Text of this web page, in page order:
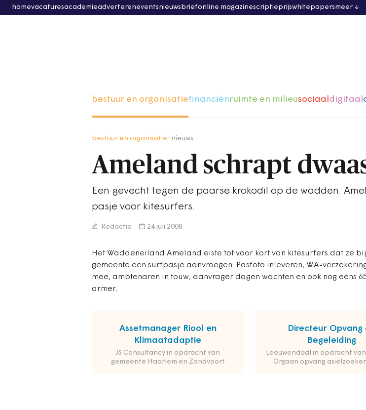
homevacaturesacademieadvertereneventsnieuwsbriefonline magazinescriptieprijswhitepapersmeer
bestuur en organisatiefinanciënruimte en milieusociaaldigitaal
bestuur en organisatie nieuws
Ameland schrapt
Een gevecht tegen de paarse krokodil op de wadden.
pasje voor kitesurfers.
Redactie 24 juli 2008
Het Waddeneiland Ameland eiste tot voor kort van kitesurfers dat ze
gemeente een surfpasje aanvroegen. Pasfoto inleveren, WA-
mee, ambtenaren in touw, aanvrager dagen wachten en ook nog eens
armer.
Assetmanager Riool en
Klimaatadaptie
JS Consultancy in opdracht van
gemeente Haarlem en Zandvoort
Directeur Opvang
Begeleiding
Leeuwendaal in opdracht
Orgaan opvang